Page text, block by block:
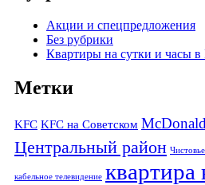
Акции и спецпредложения
Без рубрики
Квартиры на сутки и часы в
Метки
KFC KFC на Советском
Центральный район Чистовье
кабельное телевидение квартира